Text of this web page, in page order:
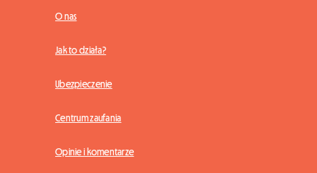
O nas
Jak to działa?
Ubezpieczenie
Centrum zaufania
Opinie i komentarze